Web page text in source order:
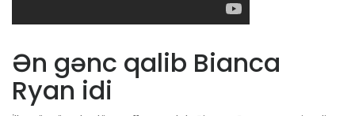
Ən gənc qalib Bianca
Ryan idi